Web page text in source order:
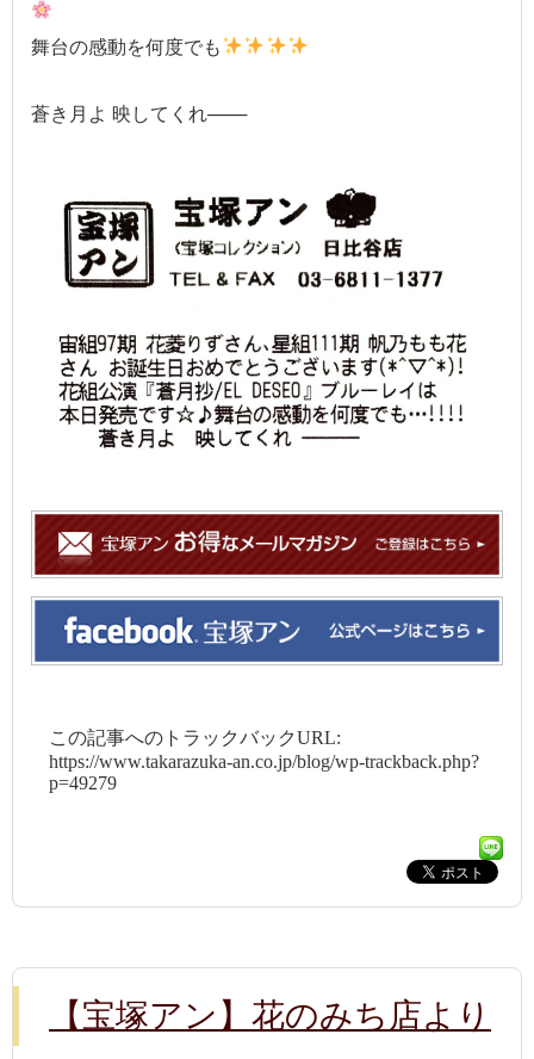
舞台の感動を何度でも
蒼き月よ 映してくれ───
この記事へのトラックバックURL:
https://www.takarazuka-an.co.jp/blog/wp-trackback.php?
p=49279
【宝塚アン】花のみち店より